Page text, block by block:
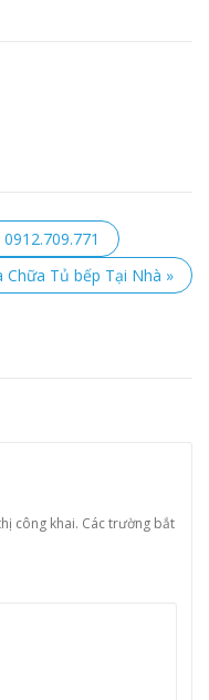
Chữa Tủ bếp Tại Nhà »
công khai. Các trường bắt